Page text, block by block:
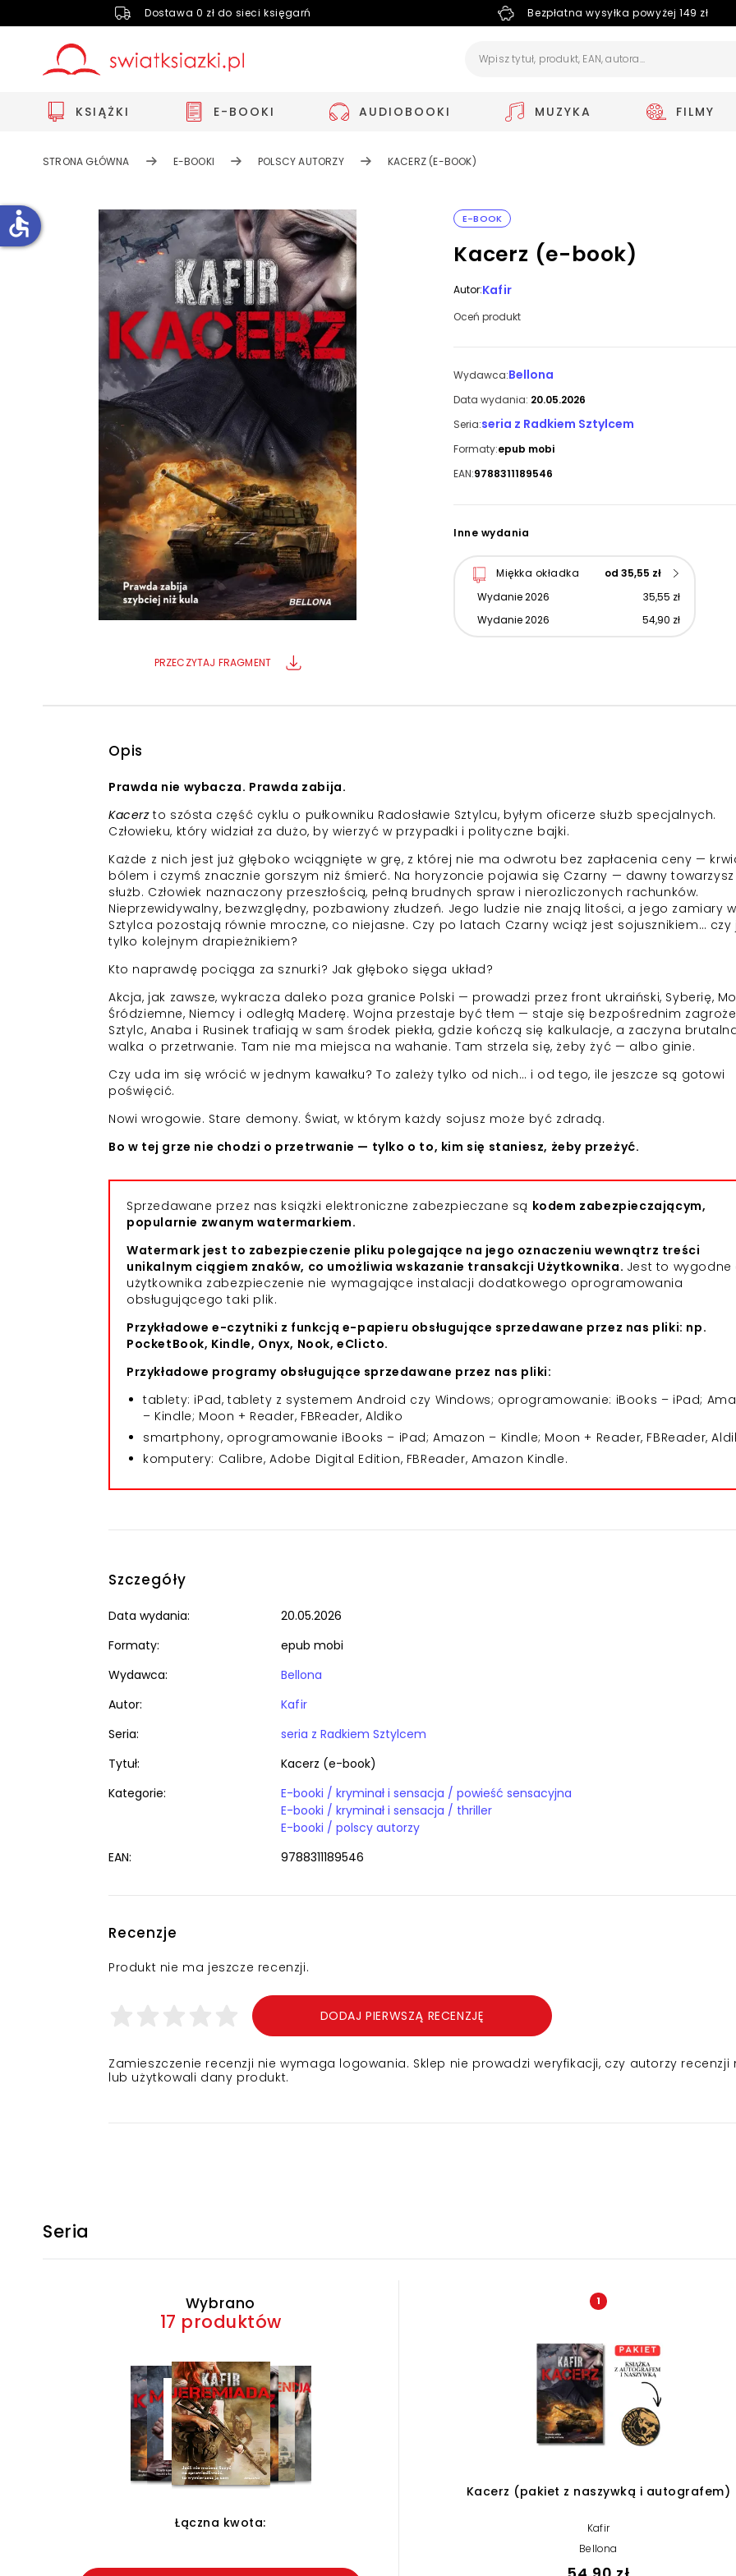
Dostawa 0 zł do sieci księgarń Bezpłatna wysyłka powyżej 149 zł
KSIĄŻKI E-BOOKI AUDIOBOOKI MUZYKA FILMY
STRONA GŁÓWNA E-BOOKI POLSCY AUTORZY KACERZ (E-BOOK)
PRZECZYTAJ FRAGMENT
E-BOOK
Kacerz (e-book)
Autor:Kafir
Oceń produkt
Wydawca:Bellona
Data wydania: 20.05.2026
Seria:seria z Radkiem Sztylcem
Formaty:epub mobi
EAN:9788311189546
Inne wydania
Miękka okładka
od 35,55 zł
Wydanie 2026
35,55 zł
Wydanie 2026
54,90 zł
Opis
Prawda nie wybacza. Prawda zabija.
Kacerzto szósta część cyklu o pułkowniku Radosławie Sztylcu, byłym oficerze służb specjalnych.
Człowieku, który widział za dużo, by wierzyć w przypadki i polityczne bajki.
Każde z nich jest już głęboko wciągnięte w grę, z której nie ma odwrotu bez zapłacenia ceny —
bólem i czymś znacznie gorszym niż śmierć. Na horyzoncie pojawia się Czarny — dawny towarzysz
służb. Człowiek naznaczony przeszłością, pełną brudnych spraw i nierozliczonych rachunków.
Nieprzewidywalny, bezwzględny, pozbawiony złudzeń. Jego ludzie nie znają litości, a jego zamiary
Sztylca pozostają równie mroczne, co niejasne. Czy po latach Czarny wciąż jest sojusznikiem… czy
tylko kolejnym drapieżnikiem?
Kto naprawdę pociąga za sznurki? Jak głęboko sięga układ?
Akcja, jak zawsze, wykracza daleko poza granice Polski — prowadzi przez front ukraiński, Syberię,
Śródziemne, Niemcy i odległą Maderę. Wojna przestaje być tłem — staje się bezpośrednim
Sztylc, Anaba i Rusinek trafiają w sam środek piekła, gdzie kończą się kalkulacje, a zaczyna
walka o przetrwanie. Tam nie ma miejsca na wahanie. Tam strzela się, żeby żyć — albo ginie.
Czy uda im się wrócić w jednym kawałku? To zależy tylko od nich… i od tego, ile jeszcze są gotowi
poświęcić.
Nowi wrogowie. Stare demony. Świat, w którym każdy sojusz może być zdradą.
Bo w tej grze nie chodzi o przetrwanie — tylko o to, kim się staniesz, żeby przeżyć.
Sprzedawane przez nas książki elektroniczne zabezpieczane są kodem zabezpieczającym,
popularnie zwanym watermarkiem.
Watermark jest to zabezpieczenie pliku polegające na jego oznaczeniu wewnątrz treści
unikalnym ciągiem znaków, co umożliwia wskazanie transakcji Użytkownika. Jest to wygodne
użytkownika zabezpieczenie nie wymagające instalacji dodatkowego oprogramowania
obsługującego taki plik.
Przykładowe e-czytniki z funkcją e-papieru obsługujące sprzedawane przez nas pliki: np.
PocketBook, Kindle, Onyx, Nook, eClicto.
Przykładowe programy obsługujące sprzedawane przez nas pliki:
tablety: iPad, tablety z systemem Android czy Windows; oprogramowanie: iBooks – iPad;
– Kindle; Moon + Reader, FBReader, Aldiko
smartphony, oprogramowanie iBooks – iPad; Amazon – Kindle; Moon + Reader, FBReader,
komputery: Calibre, Adobe Digital Edition, FBReader, Amazon Kindle.
Szczegóły
Data wydania:
20.05.2026
Formaty:
epub mobi
Wydawca:
Bellona
Autor:
Kafir
Seria:
seria z Radkiem Sztylcem
Tytuł:
Kacerz (e-book)
Kategorie:
E-booki / kryminał i sensacja / powieść sensacyjna
E-booki / kryminał i sensacja / thriller
E-booki / polscy autorzy
EAN:
9788311189546
Recenzje
Produkt nie ma jeszcze recenzji.
DODAJ PIERWSZĄ RECENZJĘ
Zamieszczenie recenzji nie wymaga logowania. Sklep nie prowadzi weryfikacji, czy autorzy recenzji
lub użytkowali dany produkt.
Seria
Wybrano
17 produktów
Łączna kwota:
1
Kacerz (pakiet z naszywką i autografem)
Kafir
Bellona
accessible
Zwiększ rozmiar czcionki
Zmniejsz rozmiar czcionki
Odwróć kolory
Powiększony kursor
Pomoc w czytaniu
Podkreślenie linków